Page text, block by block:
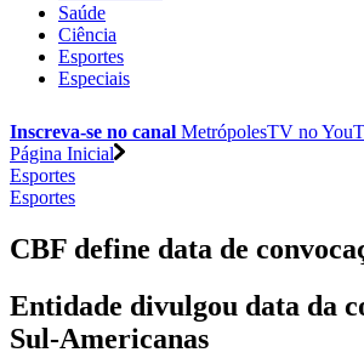
Saúde
Ciência
Esportes
Especiais
Inscreva-se no canal MetrópolesTV no
Página Inicial
Esportes
Esportes
CBF define data de
Entidade divulgou data da
Sul-Americanas